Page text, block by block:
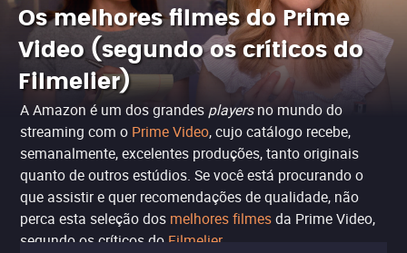
Os melhores filmes do Prime
Video (segundo os críticos do
Filmelier)
A Amazon é um dos grandes playersno mundo do
streaming com o Prime Video, cujo catálogo recebe,
semanalmente, excelentes produções, tanto originais
quanto de outros estúdios. Se você está procurando o
que assistir e quer recomendações de qualidade, não
perca esta seleção dos melhores filmesda Prime Video,
segundo os críticos do Filmelier.